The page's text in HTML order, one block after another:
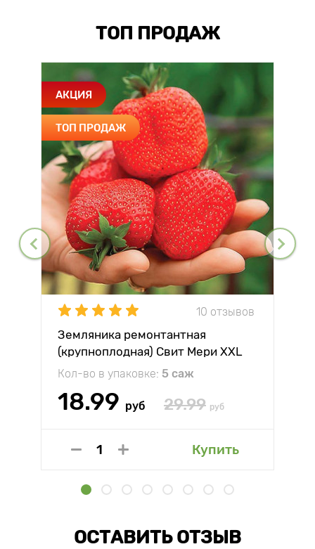
ТОП ПРОДАЖ
АКЦИЯ
ТОП ПРОДАЖ
10 отзывов
Земляника ремонтантная
(крупноплодная) Свит Мери XXL
Кол-во в упаковке: 5 саж
18.99 руб 29.99 руб
Купить
ОСТАВИТЬ ОТЗЫВ